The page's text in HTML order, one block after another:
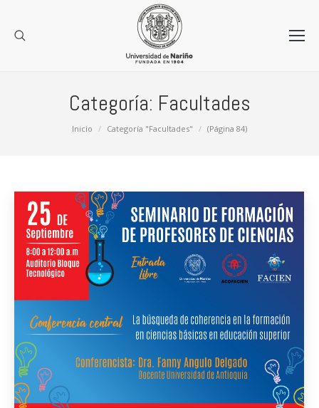
Categoría: Facultades
Inicio Categoría "Facultades" (Página 84)